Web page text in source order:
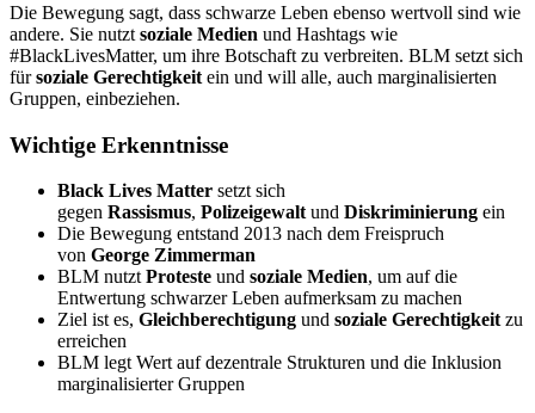
Die Bewegung sagt, dass schwarze Leben ebenso wertvoll sind wie
andere. Sie nutzt soziale Medien und Hashtags wie
#BlackLivesMatter, um ihre Botschaft zu verbreiten. BLM setzt sich
fürsoziale Gerechtigkeit ein und will alle, auch marginalisierten
Gruppen, einbeziehen.
Wichtige Erkenntnisse
Black Lives Matter setzt sich
gegen Rassismus, Polizeigewalt und Diskriminierung ein
Die Bewegung entstand 2013 nach dem Freispruch
von George Zimmerman
BLM nutzt Proteste und soziale Medien, um auf die
Entwertung schwarzer Leben aufmerksam zu machen
Ziel ist es, Gleichberechtigung und soziale Gerechtigkeit zu
erreichen
BLM legt Wert auf dezentrale Strukturen und die Inklusion
marginalisierter Gruppen